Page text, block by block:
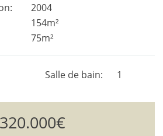
2004
154m²
75m²
1
Salle de bain
320.000€